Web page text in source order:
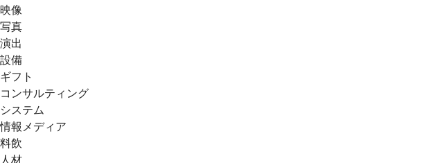
映像
写真
演出
設備
ギフト
コンサルティング
システム
情報メディア
料飲
人材